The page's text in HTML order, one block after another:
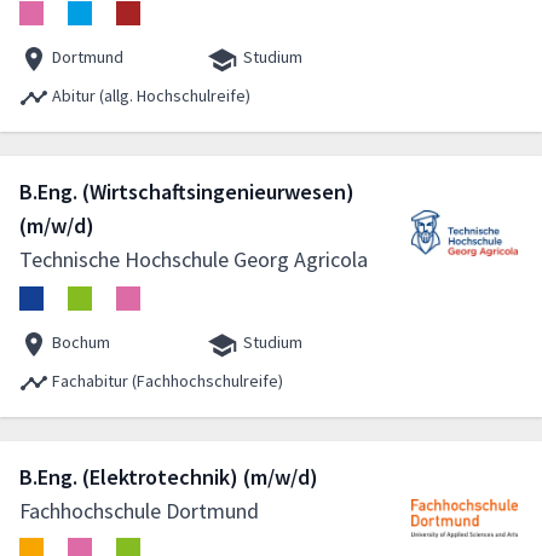
Dortmund
Studium
Abitur (allg. Hochschulreife)
B.Eng. (Wirtschaftsingenieurwesen)
(m/w/d)
Technische Hochschule Georg Agricola
Bochum
Studium
Fachabitur (Fachhochschulreife)
B.Eng. (Elektrotechnik) (m/w/d)
Fachhochschule Dortmund